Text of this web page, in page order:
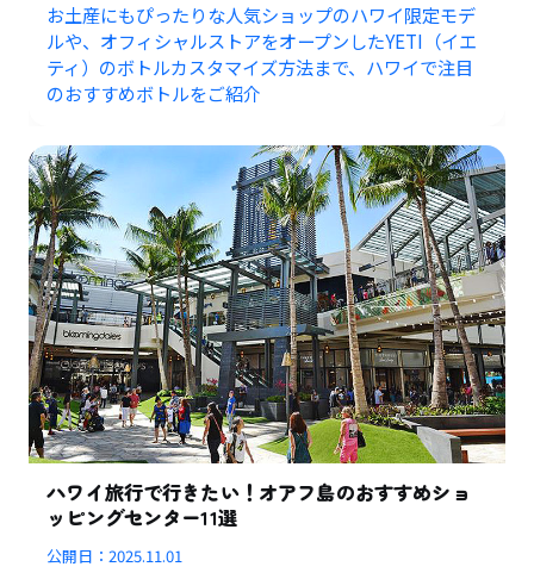
お土産にもぴったりな人気ショップのハワイ限定モデ
ルや、オフィシャルストアをオープンしたYETI（イエ
ティ）のボトルカスタマイズ方法まで、ハワイで注目
のおすすめボトルをご紹介
ハワイ旅行で行きたい！オアフ島のおすすめショ
ッピングセンター11選
公開日：2025.11.01